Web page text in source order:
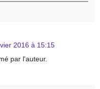
2016 à 15:15
par l'auteur.